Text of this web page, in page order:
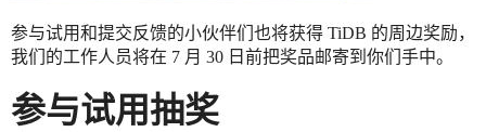
参与试用和提交反馈的小伙伴们也将获得 TiDB 的周边奖励，
我们的工作人员将在 7 月 30 日前把奖品邮寄到你们手中。
参与试用抽奖